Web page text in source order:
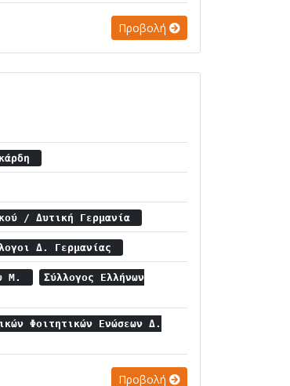
Προβολή
/ Δυτική Γερμανία
Δ. Γερμανίας
Μ.
Σύλλογος Ελλήνων
Φοιτητικών Ενώσεων Δ.
Προβολή